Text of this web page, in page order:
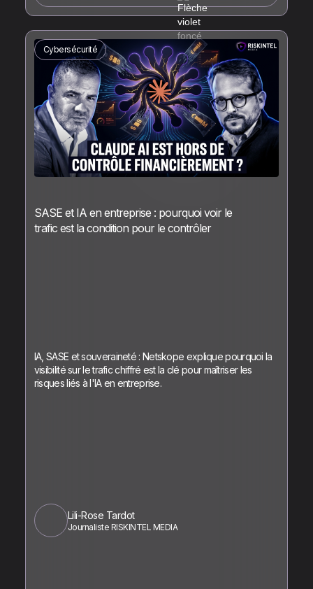
Cybersécurité
SASE et IA en entreprise : pourquoi voir le
trafic est la condition pour le contrôler
IA, SASE et souveraineté : Netskope explique pourquoi la
visibilité sur le trafic chiffré est la clé pour maîtriser les
risques liés à l'IA en entreprise.
Lili-Rose Tardot
Journaliste RISKINTEL MEDIA